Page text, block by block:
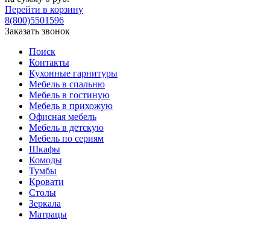
Перейти в корзину
8(800)5501596
Заказать звонок
Поиск
Контакты
Кухонные гарнитуры
Мебель в спальню
Мебель в гостиную
Мебель в прихожую
Офисная мебель
Мебель в детскую
Мебель по сериям
Шкафы
Комоды
Тумбы
Кровати
Столы
Зеркала
Матрацы